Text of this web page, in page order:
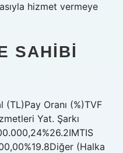
hizmet vermeye
SAHIBI
(TL)Pay Oranı (%)TVF
Yat. Şarkı
(Halka